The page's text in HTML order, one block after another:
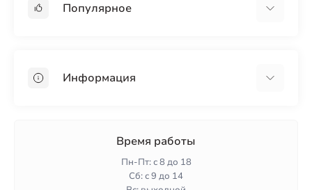
Популярное
ПенопластИнформация
Время работы
Пн-Пт: с 8 до 18
Сб: с 9 до 14